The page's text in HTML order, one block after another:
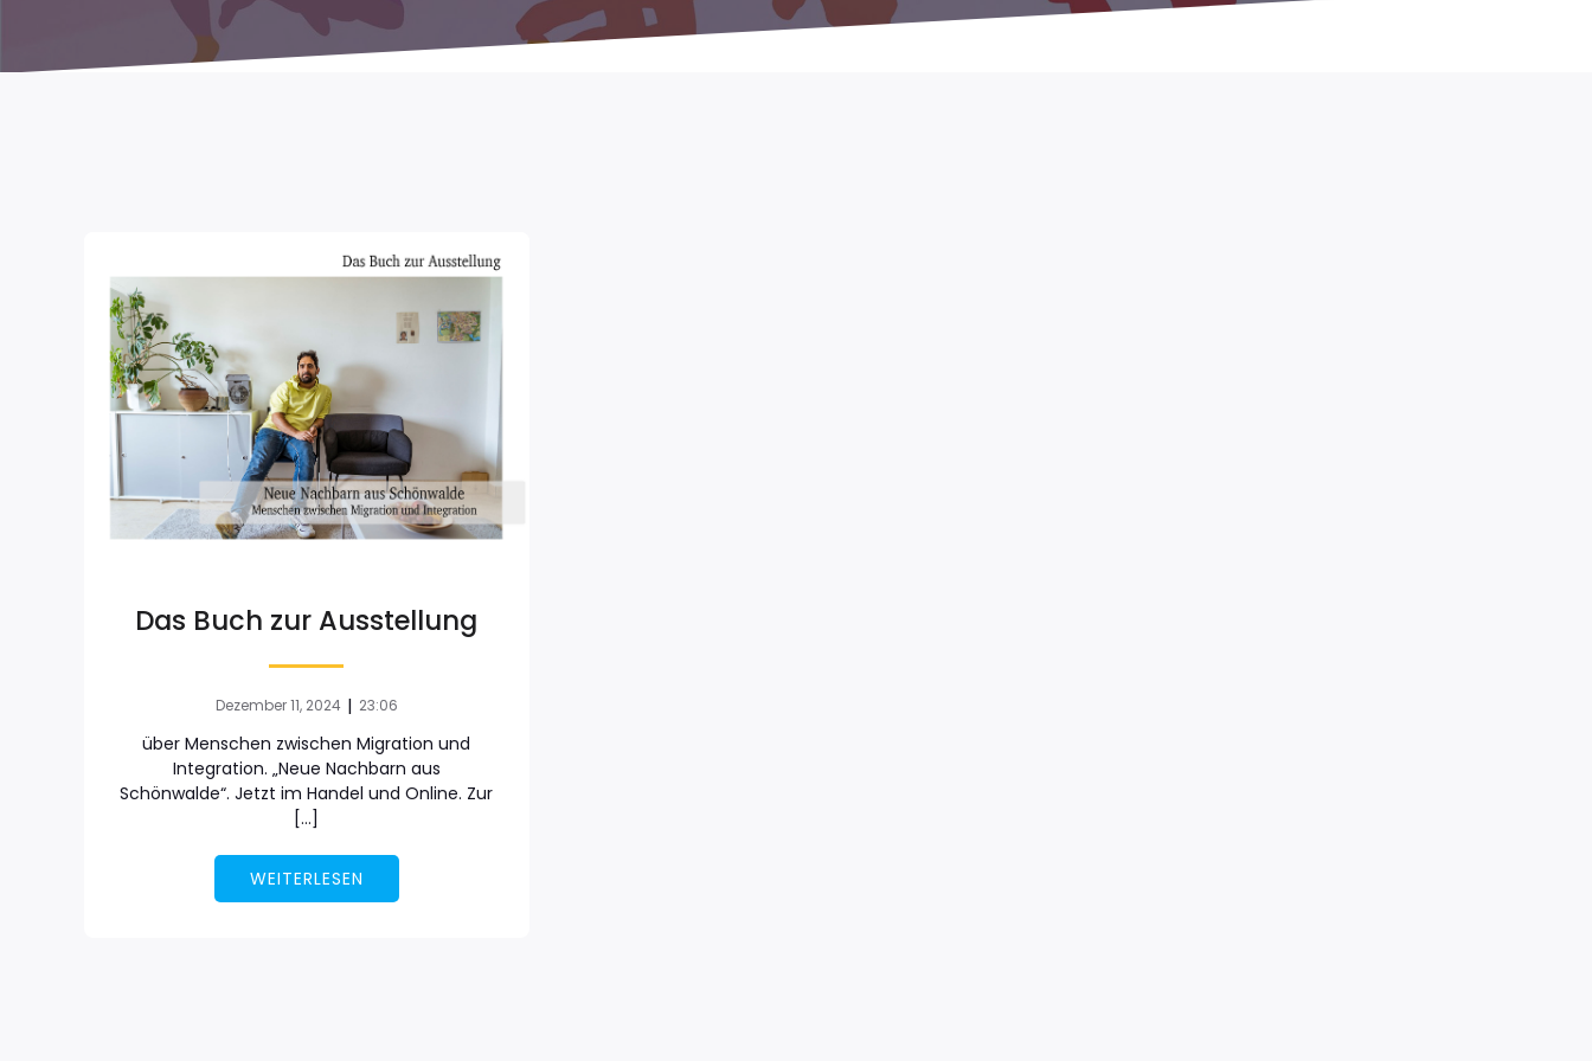
Das Buch zur Ausstellung
Dezember 11, 2024 | 23:06
über Menschen zwischen Migration und
Integration. „Neue Nachbarn aus
Schönwalde“. Jetzt im Handel und Online. Zur
[…]
WEITERLESEN